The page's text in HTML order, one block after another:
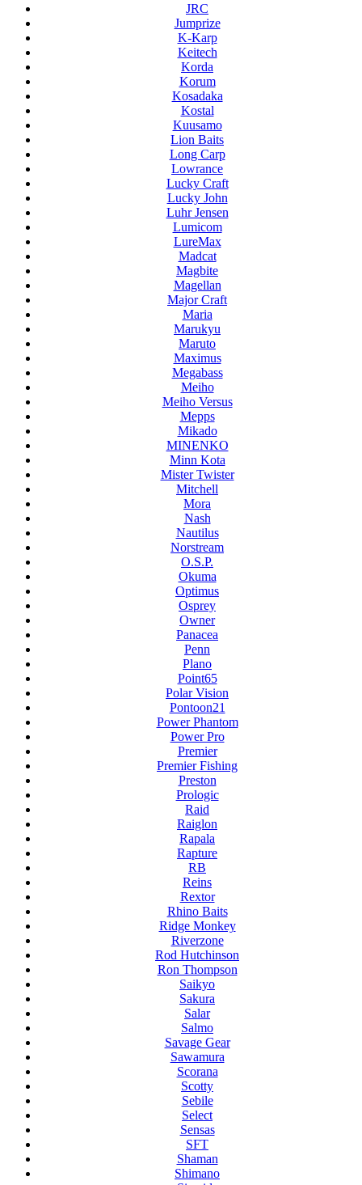
JRC
Jumprize
K-Karp
Keitech
Korda
Korum
Kosadaka
Kostal
Kuusamo
Lion Baits
Long Carp
Lowrance
Lucky Craft
Lucky John
Luhr Jensen
Lumicom
LureMax
Madcat
Magbite
Magellan
Major Craft
Maria
Marukyu
Maruto
Maximus
Megabass
Meiho
Meiho Versus
Mepps
Mikado
MINENKO
Minn Kota
Mister Twister
Mitchell
Mora
Nash
Nautilus
Norstream
O.S.P.
Okuma
Optimus
Osprey
Owner
Panacea
Penn
Plano
Point65
Polar Vision
Pontoon21
Power Phantom
Power Pro
Premier
Premier Fishing
Preston
Prologic
Raid
Raiglon
Rapala
Rapture
RB
Reins
Rextor
Rhino Baits
Ridge Monkey
Riverzone
Rod Hutchinson
Ron Thompson
Saikyo
Sakura
Salar
Salmo
Savage Gear
Sawamura
Scorana
Scotty
Sebile
Select
Sensas
SFT
Shaman
Shimano